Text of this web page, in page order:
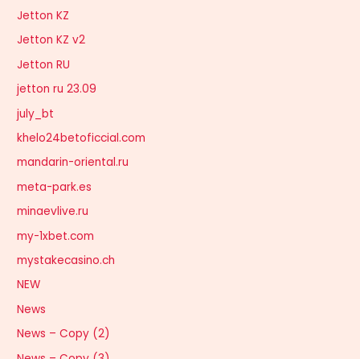
Jetton KZ
Jetton KZ v2
Jetton RU
jetton ru 23.09
july_bt
khelo24betoficcial.com
mandarin-oriental.ru
meta-park.es
minaevlive.ru
my-1xbet.com
mystakecasino.ch
NEW
News
News – Copy (2)